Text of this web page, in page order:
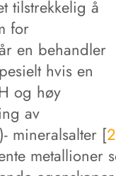
tilstrekkelig å
for
en behandler
hvis en
og høy
av
mineralsalter [
metallioner